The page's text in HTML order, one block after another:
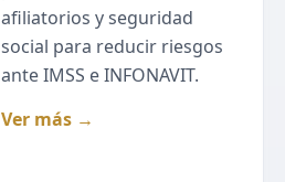
afiliatorios y seguridad
social para reducir riesgos
ante IMSS e INFONAVIT.
Ver más →